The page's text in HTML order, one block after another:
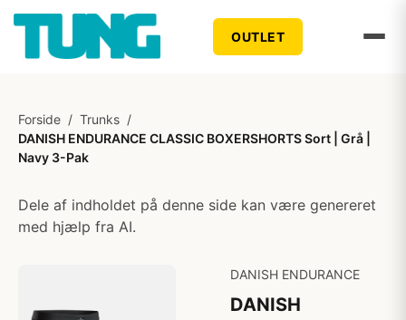
OUTLET
Forside / Trunks /
DANISH ENDURANCE CLASSIC BOXERSHORTS Sort | Grå |
Navy 3-Pak
Dele af indholdet på denne side kan være genereret
med hjælp fra AI.
DANISH ENDURANCE
DANISH